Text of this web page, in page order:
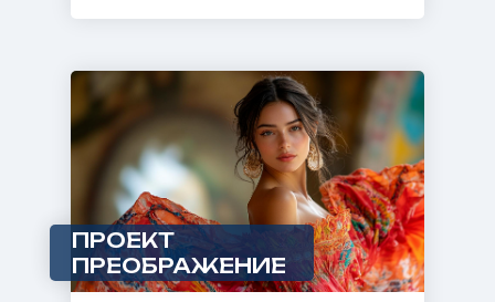
ПРОЕКТ
ПРЕОБРАЖЕНИЕ